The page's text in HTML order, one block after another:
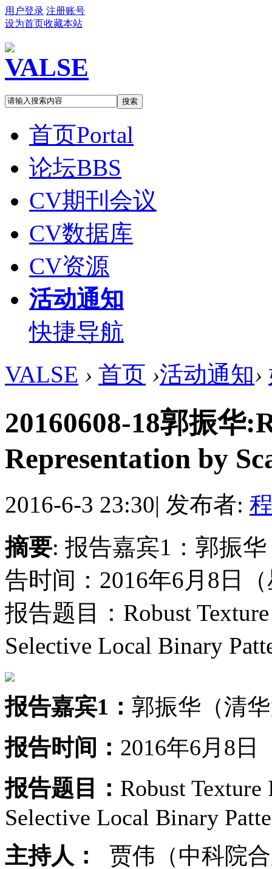
用户登录 注册账号
设为首页收藏本站
搜索
首页Portal
论坛BBS
CV期刊会议
CV数据库
CV资源
活动通知
快捷导航
VALSE › 首页 ›活动通知›
20160608-18郭振华
Representation by
2016-6-3 23:30| 发布者:
摘要: 报告嘉宾1：郭振
告时间：2016年6月8日
报告题目：Robust
Selective Local Binary
报告嘉宾1： 郭振华（清
报告时间： 2016年6月8日
报告题目： Robust Texture
Selective Local Binary
主持人：
贾伟（中科院